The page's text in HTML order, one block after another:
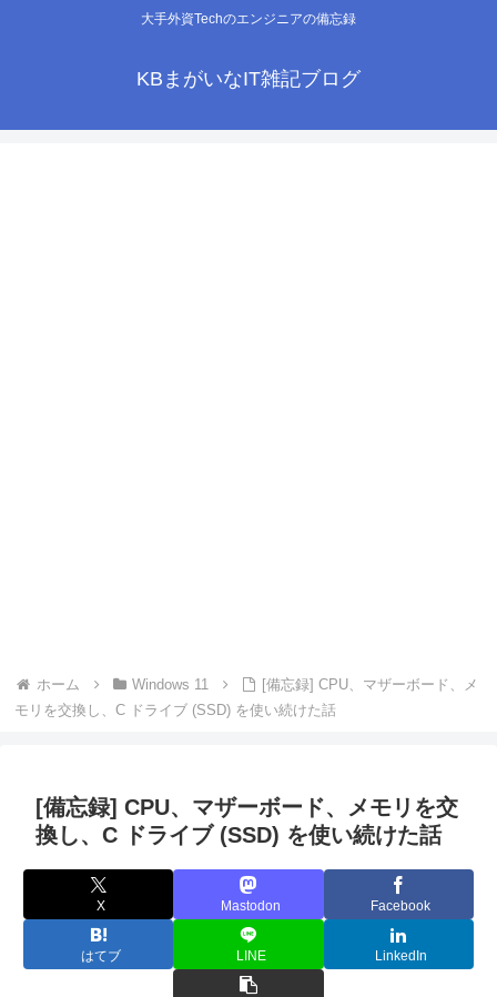
大手外資Techのエンジニアの備忘録
KBまがいなIT雑記ブログ
ホーム Windows 11
[備忘録] CPU、マザーボード、メ
モリを交換し、C ドライブ (SSD) を使い続けた話
[備忘録] CPU、マザーボード、メモリを交
換し、C ドライブ (SSD) を使い続けた話
X Mastodon Facebook
はてブ LINE LinkedIn